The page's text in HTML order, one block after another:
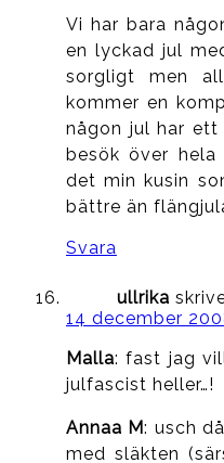
Vi har bara
en lyckad jul
sorgligt men
kommer en
någon jul har
besök över
det min kusin
bättre än
Svara
ullrika
14 december
Malla: fast jag
julfascist heller…!
Annaa M: usch
med släkten